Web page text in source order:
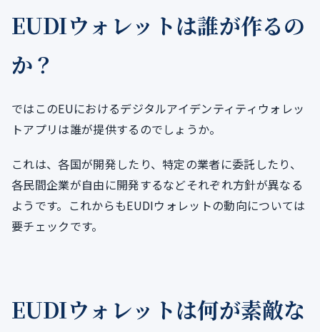
EUDIウォレットは誰が作るの
か？
ではこのEUにおけるデジタルアイデンティティウォレッ
トアプリは誰が提供するのでしょうか。
これは、各国が開発したり、特定の業者に委託したり、
各民間企業が自由に開発するなどそれぞれ方針が異なる
ようです。これからもEUDIウォレットの動向については
要チェックです。
EUDIウォレットは何が素敵な